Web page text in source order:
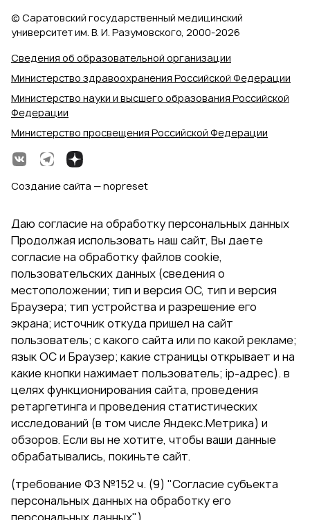
Сведения об образовательной организации
Министерство здравоохранения Российской Федерации
Министерство науки и высшего образования Российской
Федерации
Министерство просвещения Российской Федерации
© Саратовский государственный медицинский
университет им. В. И. Разумовского, 2000‑2026
Создание сайта — nopreset
Даю согласие на обработку персональных данных
Продолжая использовать наш сайт, Вы даете
согласие на обработку файлов cookie,
пользовательских данных (сведения о
местоположении; тип и версия ОС, тип и версия
Браузера; тип устройства и разрешение его
экрана; источник откуда пришел на сайт
пользователь; с какого сайта или по какой рекламе;
язык ОС и Браузер; какие страницы открывает и на
какие кнопки нажимает пользователь; ip-адрес). в
целях функционирования сайта, проведения
ретаргетинга и проведения статистических
исследований (в том числе Яндекс.Метрика) и
обзоров. Если вы не хотите, чтобы ваши данные
обрабатывались, покиньте сайт.
(требование ФЗ №152 ч. (9) "Согласие субъекта
персональных данных на обработку его